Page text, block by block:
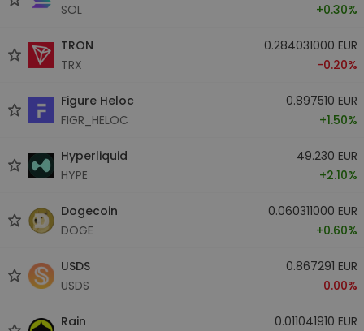
SOL
+0.30%
TRON
TRX
0.284031000 EUR
-0.20%
Figure Heloc
FIGR_HELOC
0.897510 EUR
+1.50%
Hyperliquid
HYPE
49.230 EUR
+2.10%
Dogecoin
DOGE
0.060311000 EUR
+0.60%
USDS
USDS
0.867291 EUR
0.00%
Rain
0.011041910 EUR